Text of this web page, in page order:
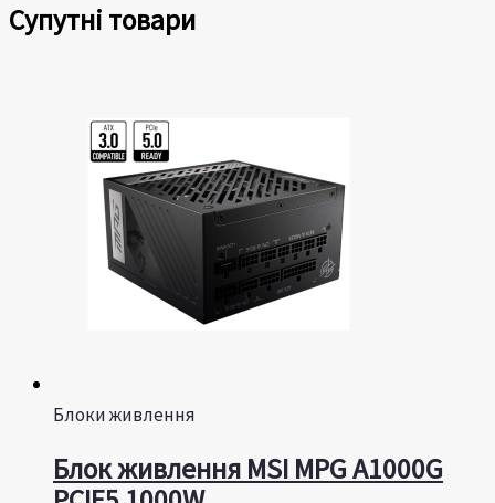
Супутні товари
Блоки живлення
Блок живлення MSI MPG A1000G